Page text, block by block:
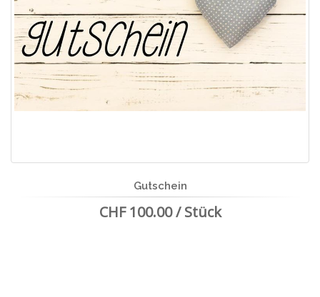
Gutschein
CHF 100.00 / Stück